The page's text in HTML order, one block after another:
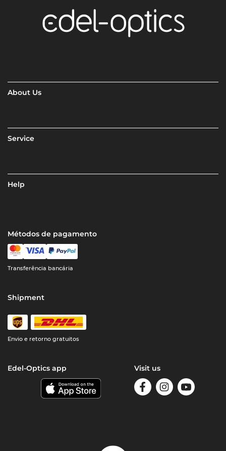
About Us
Service
Help
Métodos de pagamento
Transferência bancária
Shipment
Envio e retorno gratuitos
Edel-Optics app Visit us